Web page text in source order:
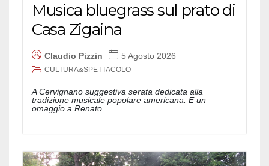
Musica bluegrass sul prato di
Casa Zigaina
Claudio Pizzin 5 Agosto 2026
CULTURA&SPETTACOLO
A Cervignano suggestiva serata dedicata alla
tradizione musicale popolare americana. E un
omaggio a Renato...